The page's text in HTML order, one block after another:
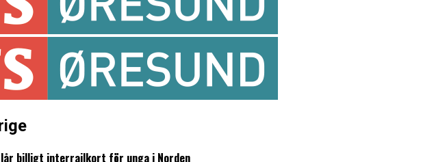
billigt interrailkort för unga i Norden